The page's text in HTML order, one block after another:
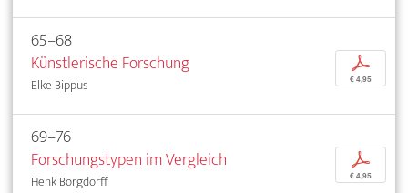
65–68
Künstlerische Forschung
Elke Bippus
p
€ 4,95
69–76
Forschungstypen im Vergleich
Henk Borgdorff
p
€ 4,95